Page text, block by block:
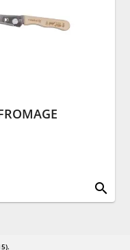
search